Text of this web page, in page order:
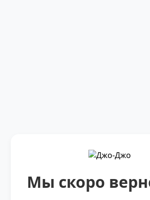
Мы скоро